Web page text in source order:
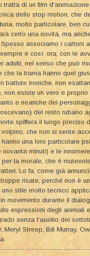
tratta di un film
dello stop motion, che
molto particolare, ben
certo una novità, ma
associamo i cartoni
è così: ora, con le
adulti, nel senso che può
che la trama hanno quel
battute ironiche, non
non esiste un vero e
e neanche dei
del resto rubano
spiffera il luogo preciso
che non si sente
una loro particolare
minuti) e le
la morale, che è
Lo fa, come già
risate, perchè non è
stile molto tecnico
movimento durante il
espressioni degli animali
senza l'ausilio dei
Streep, Bill Murray,